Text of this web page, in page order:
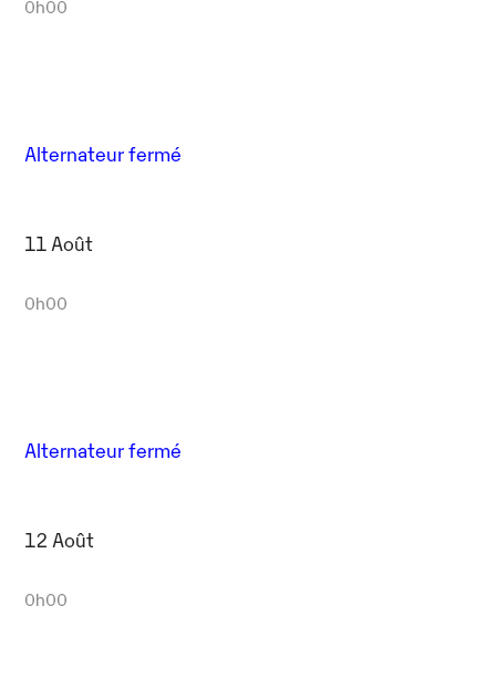
0h00
Alternateur fermé
11 Août
0h00
Alternateur fermé
12 Août
0h00